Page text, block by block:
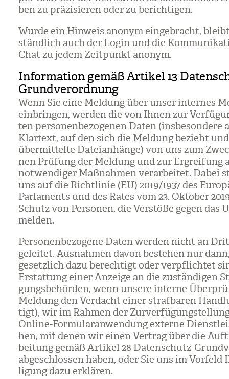
ben zu prä­zi­sie­ren oder zu berich­ti­gen.
Wurde ein Hin­weis anonym ein­ge­bracht,
ständ­lich auch der Login und die
Chat zu jedem Zeit­punkt anonym.
Information gemäß Artikel 13
Grundverordnung
Wenn Sie eine Mel­dung über unser inter­nes
ein­brin­gen, wer­den die von Ihnen zur
ten per­so­nen­be­zo­ge­nen Daten (ins­be­son­dere
Klar­text, auf den sich die Mel­dung bezieht
über­mit­telte Datei­an­hänge) von uns zum
nen Prü­fung der Mel­dung und zur Ergrei­fung
not­wen­di­ger Maß­nah­men ver­ar­bei­tet. Dabei
uns auf die Richt­li­nie (EU) 2019/​1937 des
Par­la­ments und des Rates vom 23. Okto­ber
Schutz von Per­so­nen, die Ver­stöße gegen das
mel­den.
Per­so­nen­be­zo­gene Daten wer­den nicht an
ge­lei­tet. Aus­nah­men davon beste­hen nur
gesetz­lich dazu berech­tigt oder ver­pflich­tet
Erstat­tung einer Anzeige an die zustän­di­gen
gungs­be­hör­den, wenn unsere interne
Mel­dung den Ver­dacht einer straf­ba­ren
tigt), wir im Rah­men der
Online-For­mu­lar­an­wen­dung externe
hen, mit denen wir einen Ver­trag über die
bei­tung gemäß Arti­kel 28 Daten­schutz-
abge­schlos­sen haben, oder Sie uns im
li­gung dazu erklä­ren.